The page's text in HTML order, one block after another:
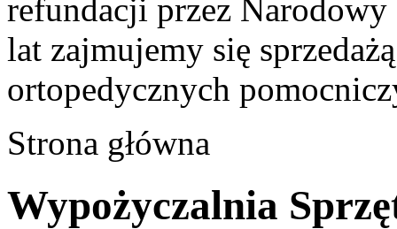
refundacji przez
lat zajmujemy się
ortopedycznych
Strona główna
Wypożyczalnia